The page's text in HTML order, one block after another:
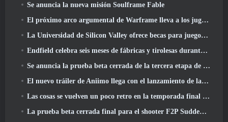
Se anuncia la nueva misión Soulframe Fable
El próximo arco argumental de Warframe lleva a los jugadores a un mapa estelar completamente nuevo, El sistema Tau
La Universidad de Silicon Valley ofrece becas para juegos y algunos de los requisitos son interesantes
Endfield celebra seis meses de fábricas y tirolesas durante su próxima actualización
Se anuncia la prueba beta cerrada de la tercera etapa de las batallas de infantería de Of War Thunder
El nuevo tráiler de Aniimo llega con el lanzamiento de la última prueba beta cerrada
Las cosas se vuelven un poco retro en la temporada final 11 Actualizar
La prueba beta cerrada final para el shooter F2P Sudden Attack Zero Point de Nexon comenzó hoy